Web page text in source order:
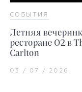
СОБЫТИЯ
Летняя
ресторане O2 в
Carlton
03 / 07 / 2026